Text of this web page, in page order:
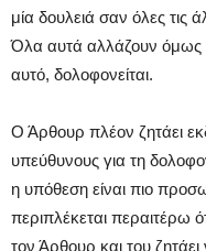
μία δουλειά σαν όλες τις
Όλα αυτά αλλάζουν όμως
αυτό, δολοφονείται.
Ο Άρθουρ πλέον ζητάει
υπεύθυνους για τη
η υπόθεση είναι πιο
περιπλέκεται περαιτέρω
τον Άρθουρ και του